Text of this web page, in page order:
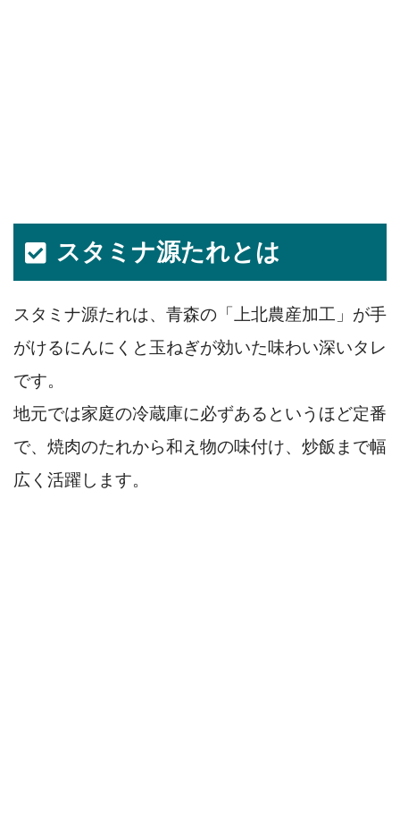
スタミナ源たれとは
スタミナ源たれは、青森の「上北農産加工」が手
がけるにんにくと玉ねぎが効いた味わい深いタレ
です。
地元では家庭の冷蔵庫に必ずあるというほど定番
で、焼肉のたれから和え物の味付け、炒飯まで幅
広く活躍します。